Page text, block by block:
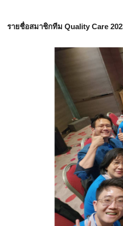
รายชื่อสมาชิกทีม Quality Care